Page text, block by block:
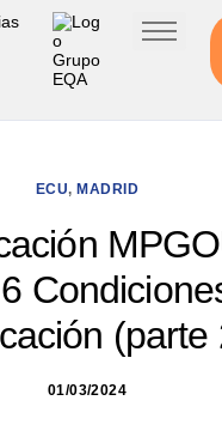
o
er
ci
os
ECU, MADRID
(parte
01/03/2024